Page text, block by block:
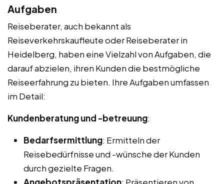
Aufgaben
Reiseberater, auch bekannt als
Reiseverkehrskaufleute oder Reiseberater in
Heidelberg, haben eine Vielzahl von Aufgaben, die
darauf abzielen, ihren Kunden die bestmögliche
Reiseerfahrung zu bieten. Ihre Aufgaben umfassen
im Detail:
Kundenberatung und -betreuung:
Bedarfsermittlung: Ermitteln der
Reisebedürfnisse und -wünsche der Kunden
durch gezielte Fragen.